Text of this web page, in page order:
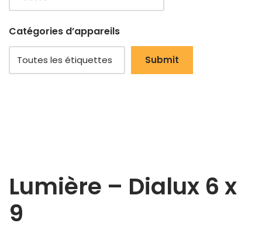
Catégories d’appareils
Lumière – Dialux 6 x
9